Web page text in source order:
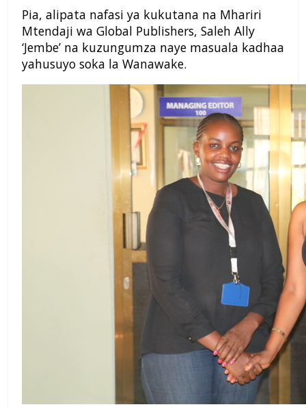
Pia, alipata nafasi ya kukutana na Mhariri
Mtendaji wa Global Publishers, Saleh Ally
‘Jembe’ na kuzungumza naye masuala kadhaa
yahusuyo soka la Wanawake.